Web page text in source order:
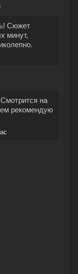
Сюжет
минут,
на
рекомендую